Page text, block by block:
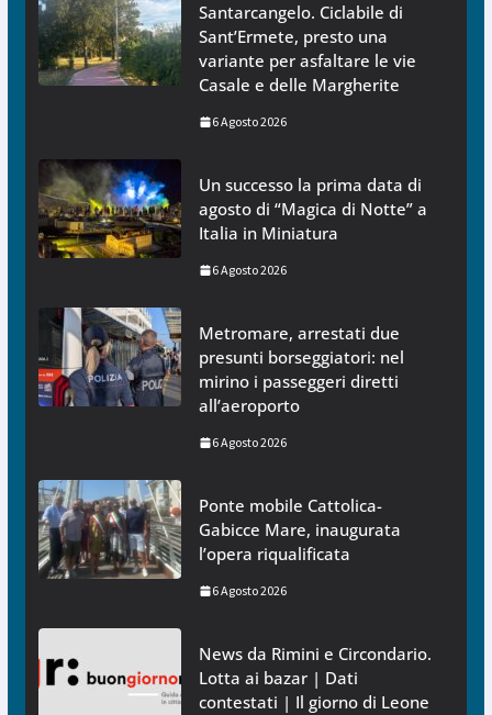
Santarcangelo. Ciclabile di
Sant’Ermete, presto una
variante per asfaltare le vie
Casale e delle Margherite
6 Agosto 2026
Un successo la prima data di
agosto di “Magica di Notte” a
Italia in Miniatura
6 Agosto 2026
Metromare, arrestati due
presunti borseggiatori: nel
mirino i passeggeri diretti
all’aeroporto
6 Agosto 2026
Ponte mobile Cattolica-
Gabicce Mare, inaugurata
l’opera riqualificata
6 Agosto 2026
News da Rimini e Circondario.
Lotta ai bazar | Dati
contestati | Il giorno di Leone